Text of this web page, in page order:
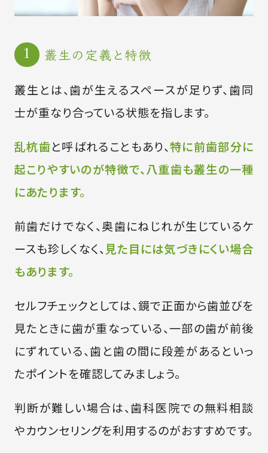
叢生の定義と特徴
叢生とは、歯が生えるスペースが足りず、歯同
士が重なり合っている状態を指します。
乱杭歯と呼ばれることもあり、特に前歯部分に
起こりやすいのが特徴で、八重歯も叢生の一種
にあたります。
前歯だけでなく、奥歯にねじれが生じているケ
ースも珍しくなく、 見た目には気づきにくい場合
もあります。
セルフチェックとしては、鏡で正面から歯並びを
見たときに歯が重なっている、一部の歯が前後
にずれている、歯と歯の間に段差があるといっ
たポイントを確認してみましょう。
判断が難しい場合は、歯科医院での無料相談
やカウンセリングを利用するのがおすすめです。